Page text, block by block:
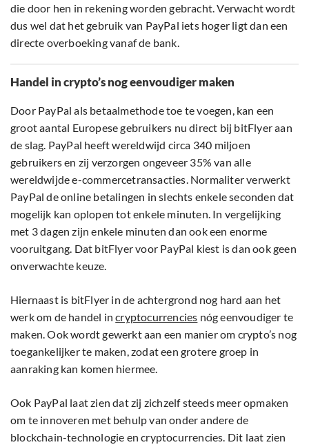
die door hen in rekening worden gebracht. Verwacht wordt
dus wel dat het gebruik van PayPal iets hoger ligt dan een
directe overboeking vanaf de bank.
Handel in crypto’s nog eenvoudiger maken
Door PayPal als betaalmethode toe te voegen, kan een
groot aantal Europese gebruikers nu direct bij bitFlyer aan
de slag. PayPal heeft wereldwijd circa 340 miljoen
gebruikers en zij verzorgen ongeveer 35% van alle
wereldwijde e-commercetransacties. Normaliter verwerkt
PayPal de online betalingen in slechts enkele seconden dat
mogelijk kan oplopen tot enkele minuten. In vergelijking
met 3 dagen zijn enkele minuten dan ook een enorme
vooruitgang. Dat bitFlyer voor PayPal kiest is dan ook geen
onverwachte keuze.
Hiernaast is bitFlyer in de achtergrond nog hard aan het
werk om de handel incryptocurrencies nóg eenvoudiger te
maken. Ook wordt gewerkt aan een manier om crypto’s nog
toegankelijker te maken, zodat een grotere groep in
aanraking kan komen hiermee.
Ook PayPal laat zien dat zij zichzelf steeds meer opmaken
om te innoveren met behulp van onder andere de
blockchain-technologie en cryptocurrencies. Dit laat zien